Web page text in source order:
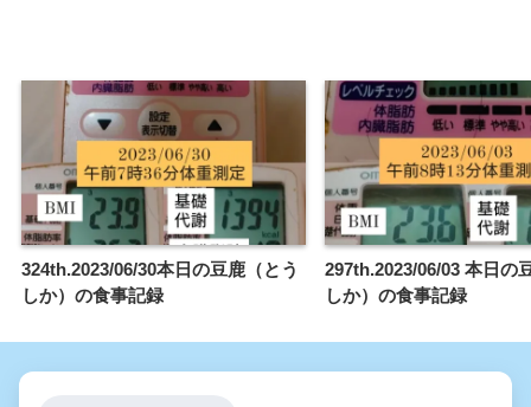
324th.2023/06/30本日の豆鹿（とう
しか）の食事記録
297th.2023/06/03 本日の
しか）の食事記録